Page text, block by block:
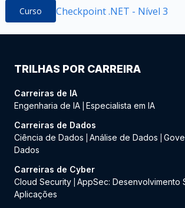
Curso Checkpoint .NET - Nível 3
TRILHAS POR CARREIRA
Carreiras de IA
Engenharia de IA Especialista em IA
Carreiras de Dados
Ciência de Dados
Análise de Dados
Dados
Carreiras de Cyber
Cloud Security AppSec: Desenvolvimento
Aplicações